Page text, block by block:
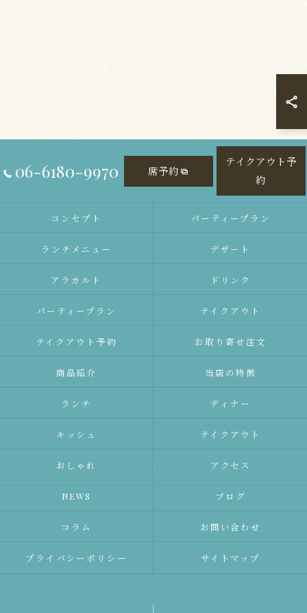
06-6180-9970 席予約
テイクアウト予
約
コンセプト パーティープラン
ランチメニュー デザート
アラカルト ドリンク
パーティープラン テイクアウト
テイクアウト予約 お取り寄せ注文
商品紹介 当店の特徴
ランチ ディナー
キッシュ テイクアウト
おしゃれ アクセス
NEWS ブログ
コラム お問い合わせ
プライバシーポリシー サイトマップ